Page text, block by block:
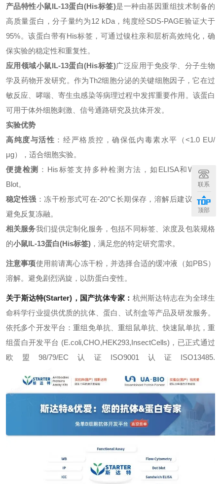
产品特性小鼠IL-13蛋白(His标签)是一种由基因重组技术制备的
高质量蛋白，分子量约为12 kDa，纯度经SDS-PAGE验证大于
95%。该蛋白带有His标签，可通过镍柱亲和层析高效纯化，确
保实验的稳定性和重复性。
应用领域小鼠IL-13蛋白(His标签)广泛应用于免疫学、分子生物
学及药物开发研究。作为Th2细胞分泌的关键细胞因子，它在过
敏反应、哮喘、寄生虫感染等病理过程中发挥重要作用。该蛋白
可用于体外细胞刺激、信号通路研究及抗体开发。
实验优势
高纯度与活性 ：经严格质控，确保低内毒素水平（<1.0 EU/
μg），适合细胞实验。
便捷检测
：His标签支持多种检测方法，如ELISA和Western
Blot。
稳定性强 ：冻干粉形式可在-20°C长期保存，溶解后建议分装以
避免反复冻融。
相关服务我们提供定制化服务，包括不同标签、浓度及包装规格
的小鼠IL-13蛋白(His标签) ，满足您的特定研究需求。
注意事项使用前请离心冻干粉，并选择合适的缓冲液（如PBS）
溶解。避免剧烈涡旋，以防蛋白变性。
关于斯达特(Starter)，国产抗体专家： 杭州斯达特志在为全球生
命科学行业提供优质的抗体、蛋白、试剂盒等产品及研发服务。
依托多个开发平台：重组免单抗、重组鼠单抗、快速鼠单抗，重
组蛋白开发平台 (E.coli,CHO,HEK293,InsectCells)，已正式通过
欧盟98/79/EC认证ISO9001认证ISO13485.
联系
顶部